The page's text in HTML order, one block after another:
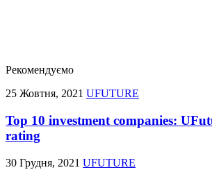
Рекомендуємо
25 Жовтня, 2021 UFUTURE
Top 10 investment companies:
rating
30 Грудня, 2021 UFUTURE